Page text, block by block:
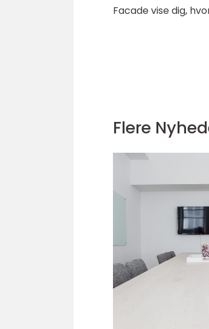
Facade vise dig,
Flere